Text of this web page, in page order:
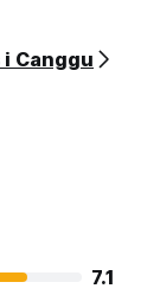
i Canggu
7.1